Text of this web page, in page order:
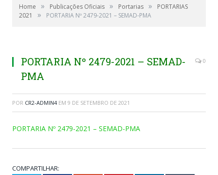
Home » Publicações Oficiais » Portarias »
PORTARIAS
2021
» PORTARIA Nº 2479-2021 – SEMAD-PMA
PORTARIA Nº 2479-2021 – SEMAD-
PMA
0
POR CR2-ADMIN4 EM 9 DE SETEMBRO DE 2021
PORTARIA Nº 2479-2021 – SEMAD-PMA
COMPARTILHAR: